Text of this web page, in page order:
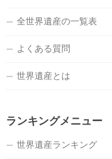
全世界遺産の一覧表
よくある質問
世界遺産とは
ランキングメニュー
世界遺産ランキング